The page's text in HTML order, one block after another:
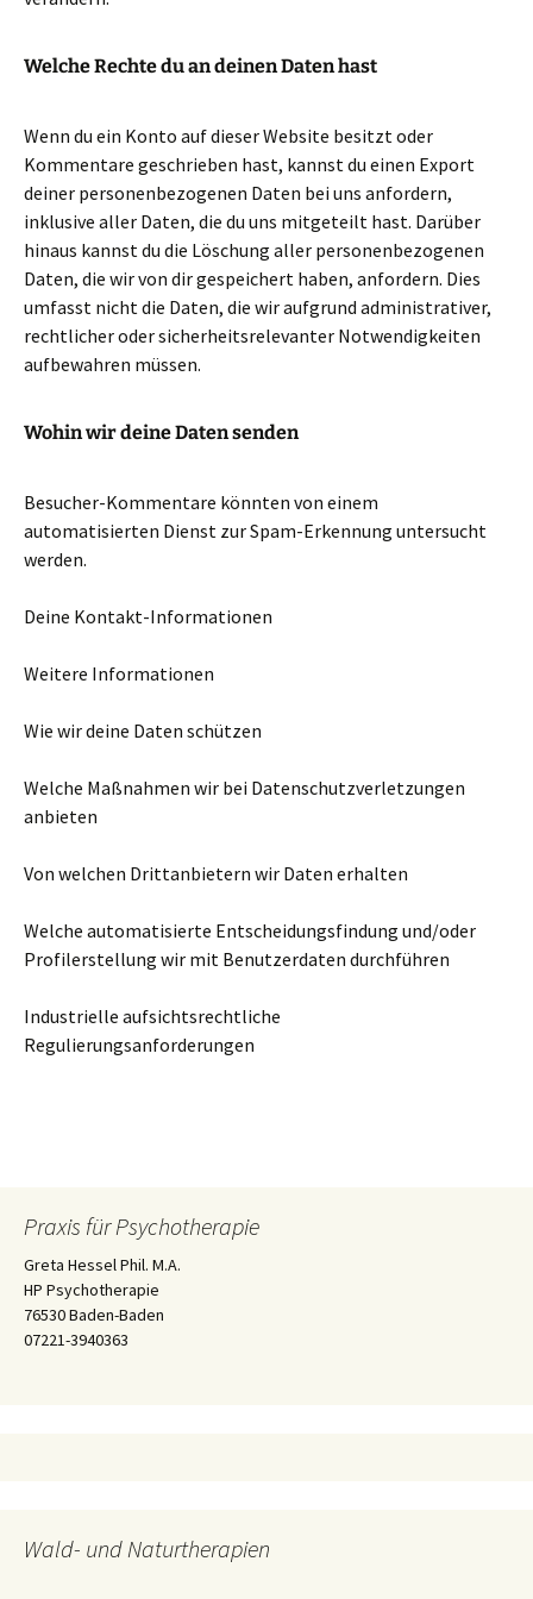
Welche Rechte du an deinen Daten hast
Wenn du ein Konto auf dieser Website besitzt oder
Kommentare geschrieben hast, kannst du einen Export
deiner personenbezogenen Daten bei uns anfordern,
inklusive aller Daten, die du uns mitgeteilt hast. Darüber
hinaus kannst du die Löschung aller personenbezogenen
Daten, die wir von dir gespeichert haben, anfordern. Dies
umfasst nicht die Daten, die wir aufgrund administrativer,
rechtlicher oder sicherheitsrelevanter Notwendigkeiten
aufbewahren müssen.
Wohin wir deine Daten senden
Besucher-Kommentare könnten von einem
automatisierten Dienst zur Spam-Erkennung untersucht
werden.
Deine Kontakt-Informationen
Weitere Informationen
Wie wir deine Daten schützen
Welche Maßnahmen wir bei Datenschutzverletzungen
anbieten
Von welchen Drittanbietern wir Daten erhalten
Welche automatisierte Entscheidungsfindung und/oder
Profilerstellung wir mit Benutzerdaten durchführen
Industrielle aufsichtsrechtliche
Regulierungsanforderungen
Praxis für Psychotherapie
Greta Hessel Phil. M.A.
HP Psychotherapie
76530 Baden-Baden
07221-3940363
Wald- und Naturtherapien